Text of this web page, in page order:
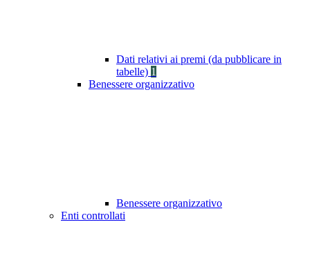
Dati relativi ai premi (da pubblicare in
tabelle) 1
Benessere organizzativo
Benessere organizzativo
Enti controllati